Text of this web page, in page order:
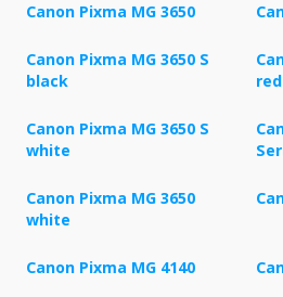
Canon Pixma MG 3650
Canon Pixma MG 3650 S
black
red
Canon Pixma MG 3650 S
white
Canon Pixma MG 3650
white
Canon Pixma MG 4140